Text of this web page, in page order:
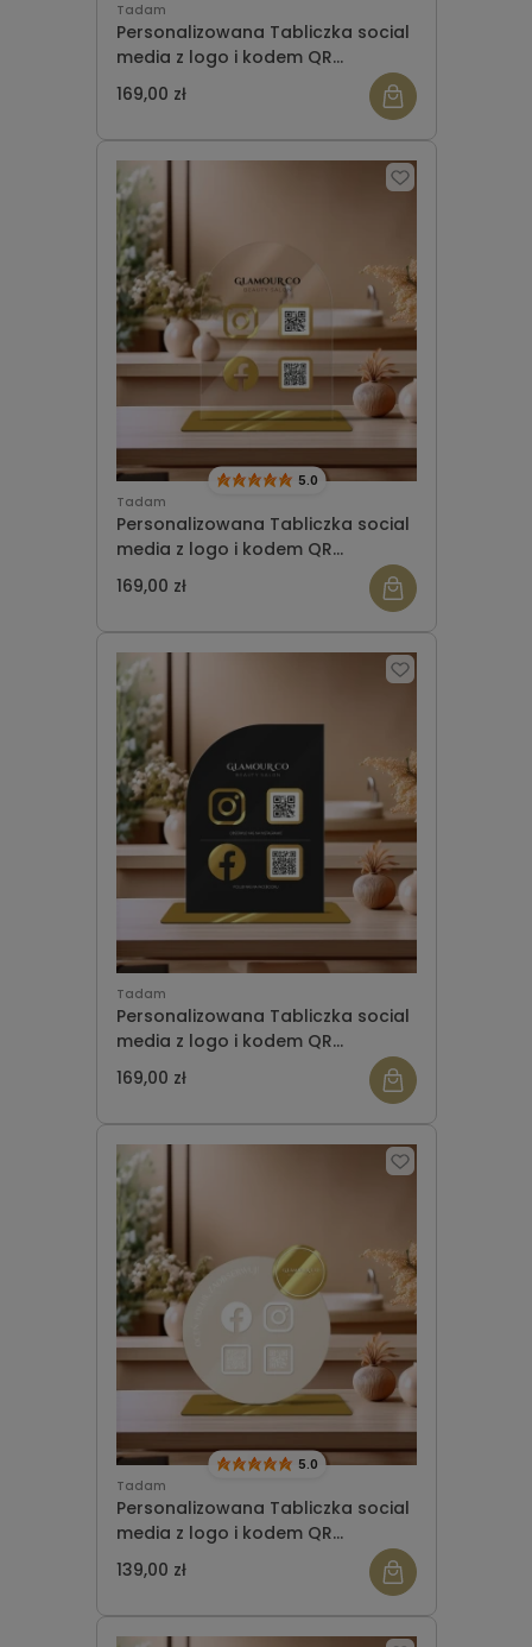
Tadam
Personalizowana Tabliczka social
media z logo i kodem QR
(21x30cm) elipsa
169,00 zł
Tadam
Personalizowana Tabliczka social
media z logo i kodem QR
(21x30cm) półokrągła
5.0
169,00 zł
Tadam
Personalizowana Tabliczka social
media z logo i kodem QR
(21x30cm) żagiel
169,00 zł
Tadam
Personalizowana Tabliczka social
media z logo i kodem QR
(średnica 21 cm) koło
5.0
139,00 zł